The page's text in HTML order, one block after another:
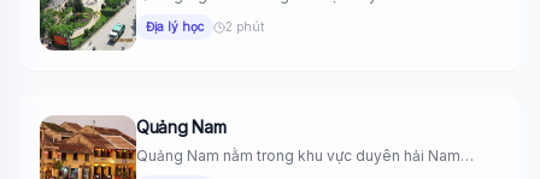
Địa lý học 2 phút
Quảng Nam
Quảng Nam nằm trong khu vực duyên hải Nam
📚 Lịch sử Việt Nam